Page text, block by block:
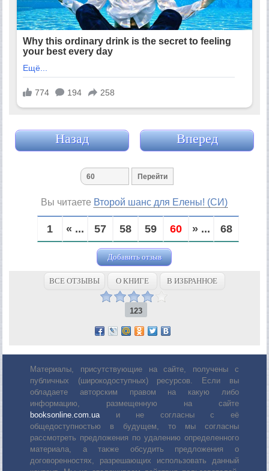
Назад Вперед
Вы читаете Второй шанс для Елены! (СИ)
1 « ... 57 58 59 60 » ... 68
Добавить отзыв
ВСЕ ОТЗЫВЫ О КНИГЕ В ИЗБРАННОЕ
123
Материалы, присутствующие на сайте, получены с
публичных (широкодоступных) ресурсов. Если вы
обладаете авторским правом на какую либо
информацию, размещенную на сайте
booksonline.com.uaи не согласны с её
общедоступностью в будущем, то мы согласны
рассмотреть предложения по удалению определенного
материала, а также обсудить предложения о
договоренностях, разрешающих использовать данный